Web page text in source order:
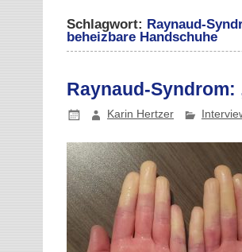
Schlagwort: Raynaud-
beheizbare Handschuhe
Raynaud-Syndrom:
Karin Hertzer